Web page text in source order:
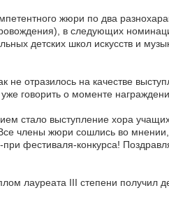
жюри по два
в следующих
детских школ искусств и
не отразилось на качестве
говорить о моменте
стало выступление хора
члены жюри сошлись во
при фестиваля-конкурса!
лауреата III степени получил